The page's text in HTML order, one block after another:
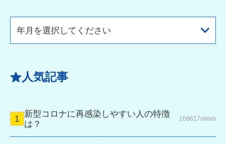
年月を選択してください
人気記事
新型コロナに再感染しやすい人の特徴
は？
109617views